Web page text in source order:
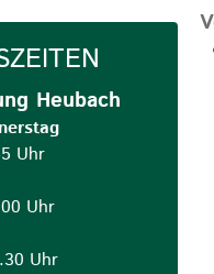
Heubach
Uhr
Uhr
Uhr